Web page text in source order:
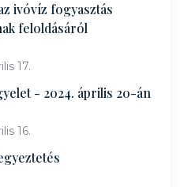
ivóvíz fogyasztás
feloldásáról
17.
- 2024. április 20-án
16.